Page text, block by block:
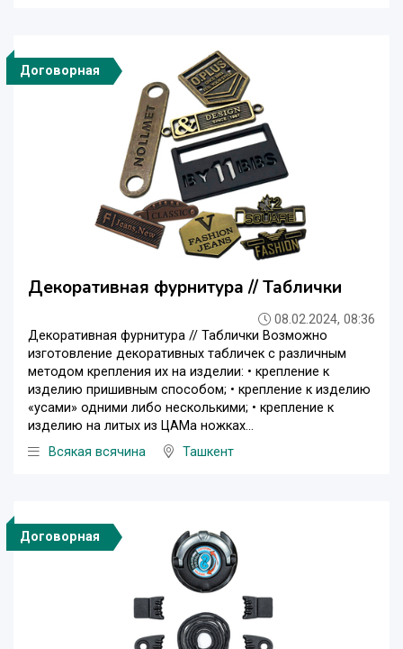
Договорная
Декоративная фурнитура // Таблички
08.02.2024, 08:36
Декоративная фурнитура // Таблички Возможно
изготовление декоративных табличек с различным
методом крепления их на изделии: • крепление к
изделию пришивным способом; • крепление к изделию
«усами» одними либо несколькими; • крепление к
изделию на литых из ЦАМа ножках...
Всякая всячина
Ташкент
Договорная